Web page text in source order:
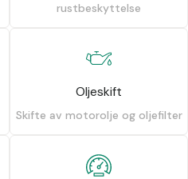
rustbeskyttelse
Oljeskift
Skifte av motorolje og oljefilter